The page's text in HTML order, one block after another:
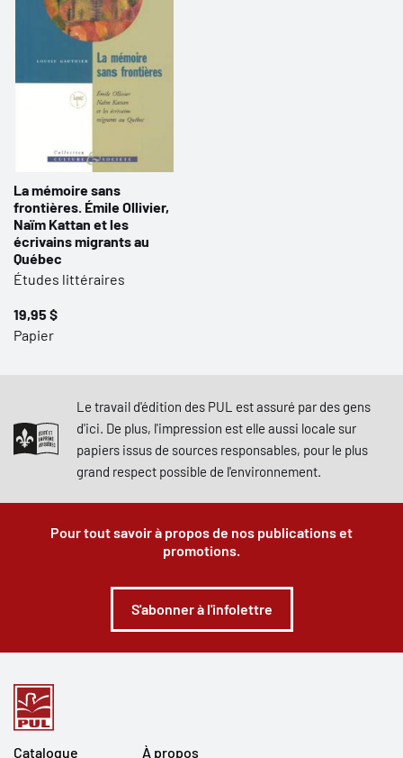
La mémoire sans
frontières. Émile Ollivier,
Naïm Kattan et les
écrivains migrants au
Québec
Études littéraires
19,95 $
Papier
Le travail d'édition des PUL est assuré par des gens
d'ici. De plus, l'impression est elle aussi locale sur
papiers issus de sources responsables, pour le plus
grand respect possible de l'environnement.
Pour tout savoir à propos de nos publications et
promotions.
S'abonner à l'infolettre
Catalogue À propos